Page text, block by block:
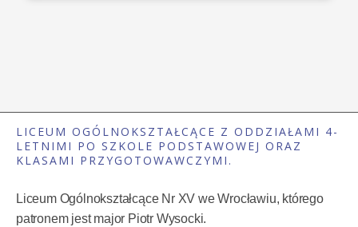
LICEUM OGÓLNOKSZTAŁCĄCE Z ODDZIAŁAMI 4-
LETNIMI PO SZKOLE PODSTAWOWEJ ORAZ
KLASAMI PRZYGOTOWAWCZYMI.
Liceum Ogólnokształcące Nr XV we Wrocławiu, którego
patronem jest major Piotr Wysocki.